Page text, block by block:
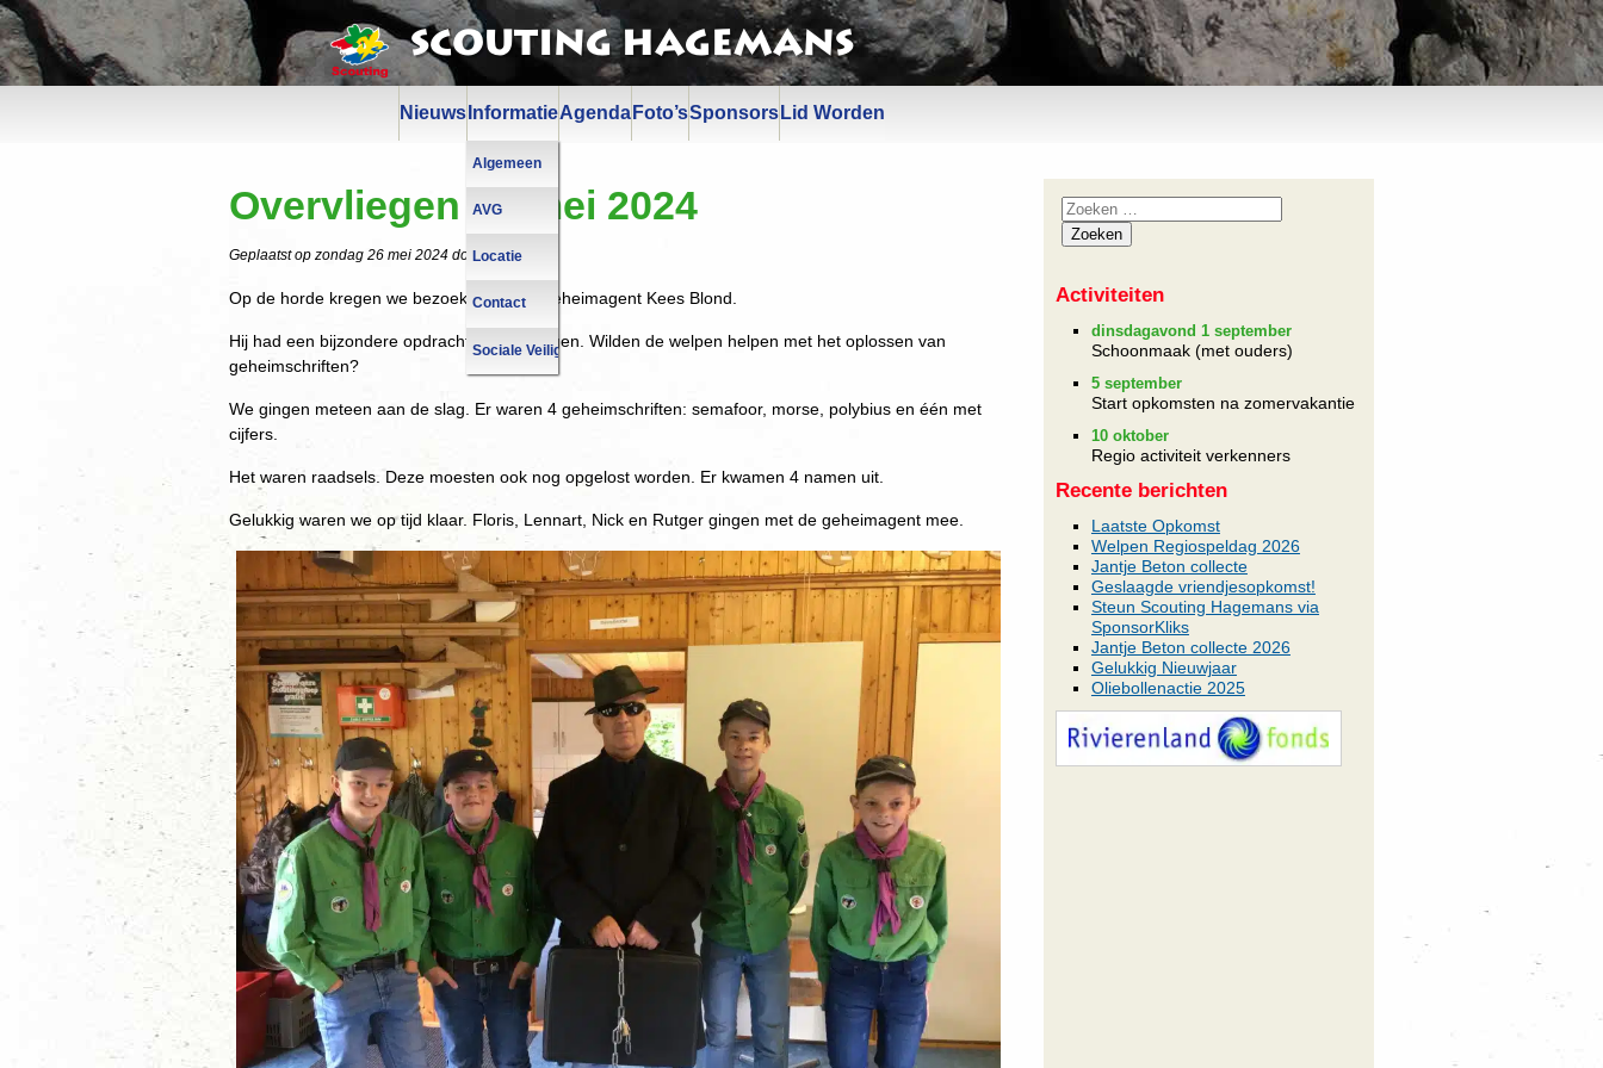
Scouting Hagemans
NieuwsInformatie
Algemeen
AVG
Locatie
Contact
Sociale Veiligheid
AgendaFoto’sSponsorsLid Worden
Overvliegen 25 mei 2024
Geplaatst op zondag 26 mei 2024door Erik
Op de horde kregen we bezoek van zeer geheimagent Kees Blond.
Hij had een bijzondere opdracht meegekregen. Wilden de welpen helpen met het oplossen van
geheimschriften?
We gingen meteen aan de slag. Er waren 4 geheimschriften: semafoor, morse, polybius en één met
cijfers.
Het waren raadsels. Deze moesten ook nog opgelost worden. Er kwamen 4 namen uit.
Gelukkig waren we op tijd klaar. Floris, Lennart, Nick en Rutger gingen met de geheimagent mee.
Activiteiten
dinsdagavond 1 september
Schoonmaak (met ouders)
5 september
Start opkomsten na zomervakantie
10 oktober
Regio activiteit verkenners
Recente berichten
Laatste Opkomst
Welpen Regiospeldag 2026
Jantje Beton collecte
Geslaagde vriendjesopkomst!
Steun Scouting Hagemans via
SponsorKliks
Jantje Beton collecte 2026
Gelukkig Nieuwjaar
Oliebollenactie 2025